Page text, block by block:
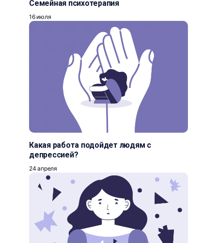
Семейная психотерапия
16 июля
Какая работа подойдет людям с
депрессией?
24 апреля